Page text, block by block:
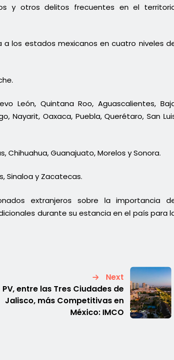
y otros delitos frecuentes en el
los estados mexicanos en cuatro niveles
León, Quintana Roo, Aguascalientes,
Nayarit, Oaxaca, Puebla, Querétaro, San
Chihuahua, Guanajuato, Morelos y Sonora.
Sinaloa y Zacatecas.
extranjeros sobre la importancia
durante su estancia en el país para
Next
PV, entre las Tres Ciudades de
Jalisco, más Competitivas en
México: IMCO